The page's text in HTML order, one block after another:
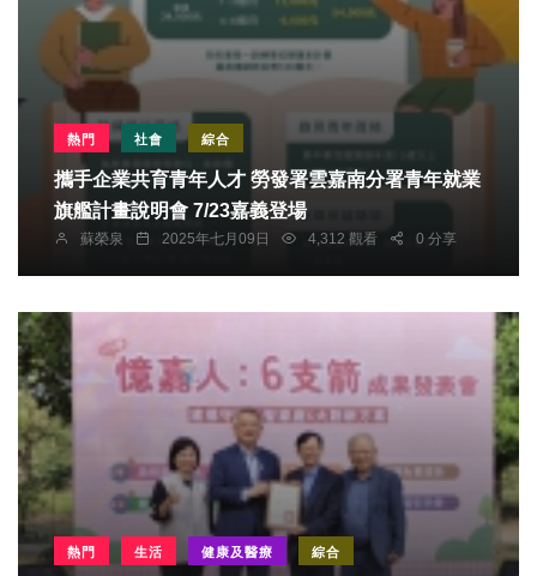
熱門 社會 綜合
攜手企業共育青年人才 勞發署雲嘉南分署青年就業
旗艦計畫說明會 7/23嘉義登場
蘇榮泉 2025年七月09日 4,312 觀看 0 分享
熱門 生活 健康及醫療 綜合